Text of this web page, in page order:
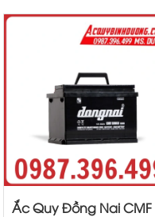
Ắc Quy Đồng Nai CMF